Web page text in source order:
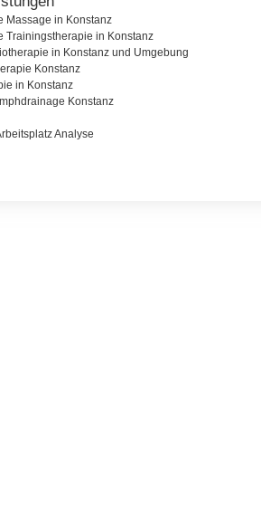
Massage in Konstanz
Trainingstherapie in Konstanz
in Konstanz und Umgebung
Konstanz
in Konstanz
Konstanz
Analyse